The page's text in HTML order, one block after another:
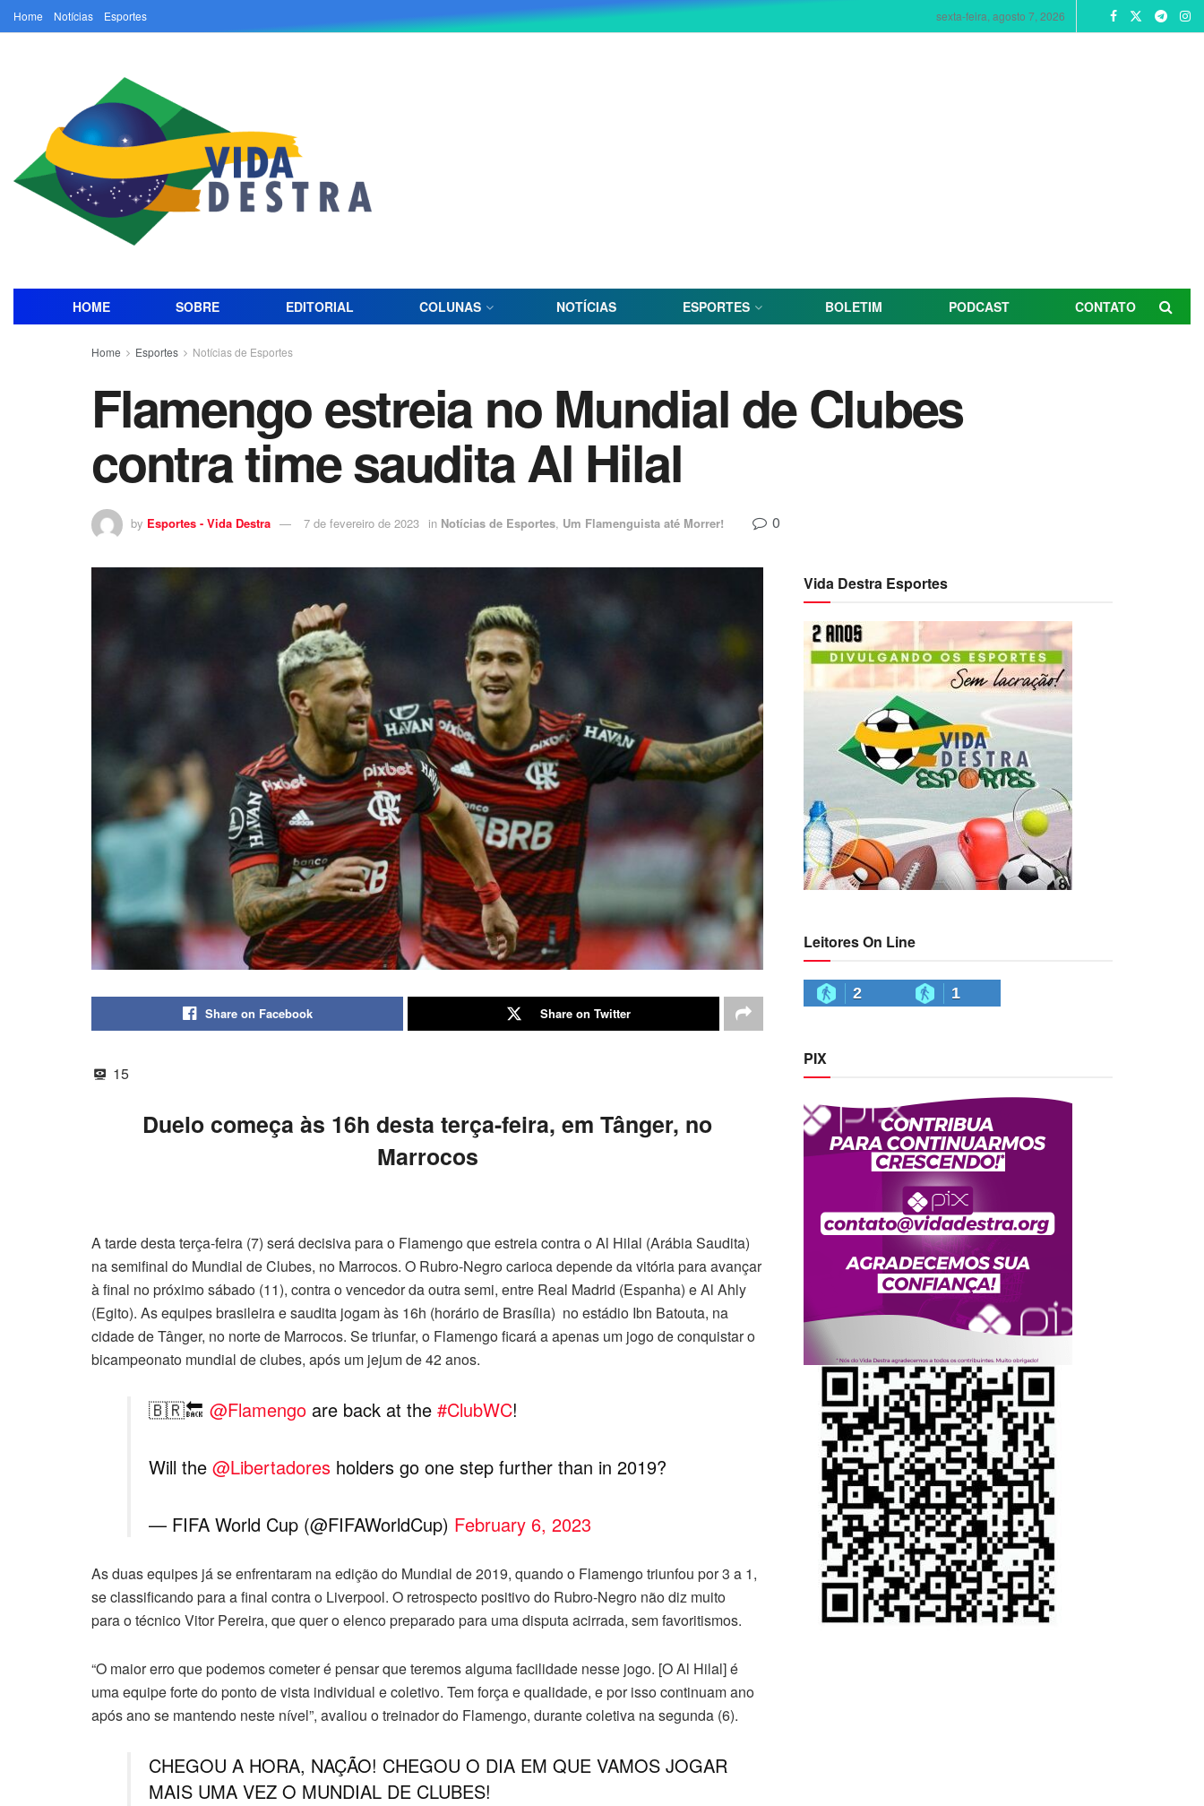
Home Notícias Esportes sexta-feira, agosto 7, 2026
HOME SOBRE EDITORIAL COLUNAS NOTÍCIAS ESPORTES BOLETIM PODCAST CONTATO
Home Esportes Notícias de Esportes
Flamengo estreia no Mundial de Clubes
contra time saudita Al Hilal
by Esportes - Vida Destra 7 de fevereiro de 2023 in Notícias de Esportes, Um Flamenguista até Morrer! 0
Share on Facebook Share on Twitter
15
Duelo começa às 16h desta terça-feira, em Tânger, no
Marrocos
A tarde desta terça-feira (7) será decisiva para o Flamengo que estreia contra o Al Hilal (Arábia Saudita)
na semifinal do Mundial de Clubes, no Marrocos. O Rubro-Negro carioca depende da vitória para avançar
à final no próximo sábado (11), contra o vencedor da outra semi, entre Real Madrid (Espanha) e Al Ahly
(Egito). As equipes brasileira e saudita jogam às 16h (horário de Brasília) no estádio Ibn Batouta, na
cidade de Tânger, no norte de Marrocos. Se triunfar, o Flamengo ficará a apenas um jogo de conquistar o
bicampeonato mundial de clubes, após um jejum de 42 anos.
🇧🇷 🔙 @Flamengo are back at the #ClubWC!
Will the @Libertadores holders go one step further than in 2019?
— FIFA World Cup (@FIFAWorldCup) February 6, 2023
As duas equipes já se enfrentaram na edição do Mundial de 2019, quando o Flamengo triunfou por 3 a 1,
se classificando para a final contra o Liverpool. O retrospecto positivo do Rubro-Negro não diz muito
para o técnico Vitor Pereira, que quer o elenco preparado para uma disputa acirrada, sem favoritismos.
“O maior erro que podemos cometer é pensar que teremos alguma facilidade nesse jogo. [O Al Hilal] é
uma equipe forte do ponto de vista individual e coletivo. Tem força e qualidade, e por isso continuam ano
após ano se mantendo neste nível”, avaliou o treinador do Flamengo, durante coletiva na segunda (6).
CHEGOU A HORA, NAÇÃO! CHEGOU O DIA EM QUE VAMOS JOGAR
MAIS UMA VEZ O MUNDIAL DE CLUBES!
Vida Destra Esportes
Leitores On Line
2 1
PIX